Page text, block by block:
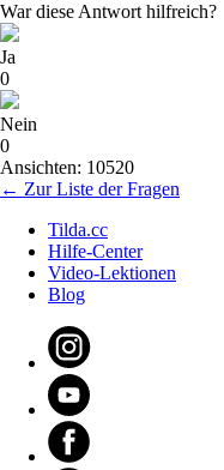
War diese Antwort hilfreich?
Ja
0
Nein
0
Ansichten: 10520
← Zur Liste der Fragen
Tilda.cc
Hilfe-Center
Video-Lektionen
Blog